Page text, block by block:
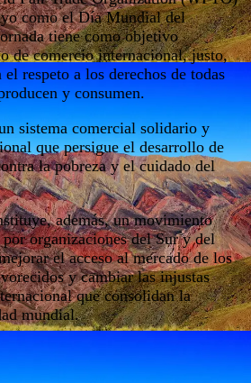
como el Día Mundial del
tiene como objetivo
de comercio internacional, justo,
respeto a los derechos de todas
y consumen.
sistema comercial solidario y
que persigue el desarrollo de
la pobreza y el cuidado del
además, un movimiento
organizaciones del Sur y del
el acceso al mercado de los
y cambiar las injustas
que consolidan la
mundial.